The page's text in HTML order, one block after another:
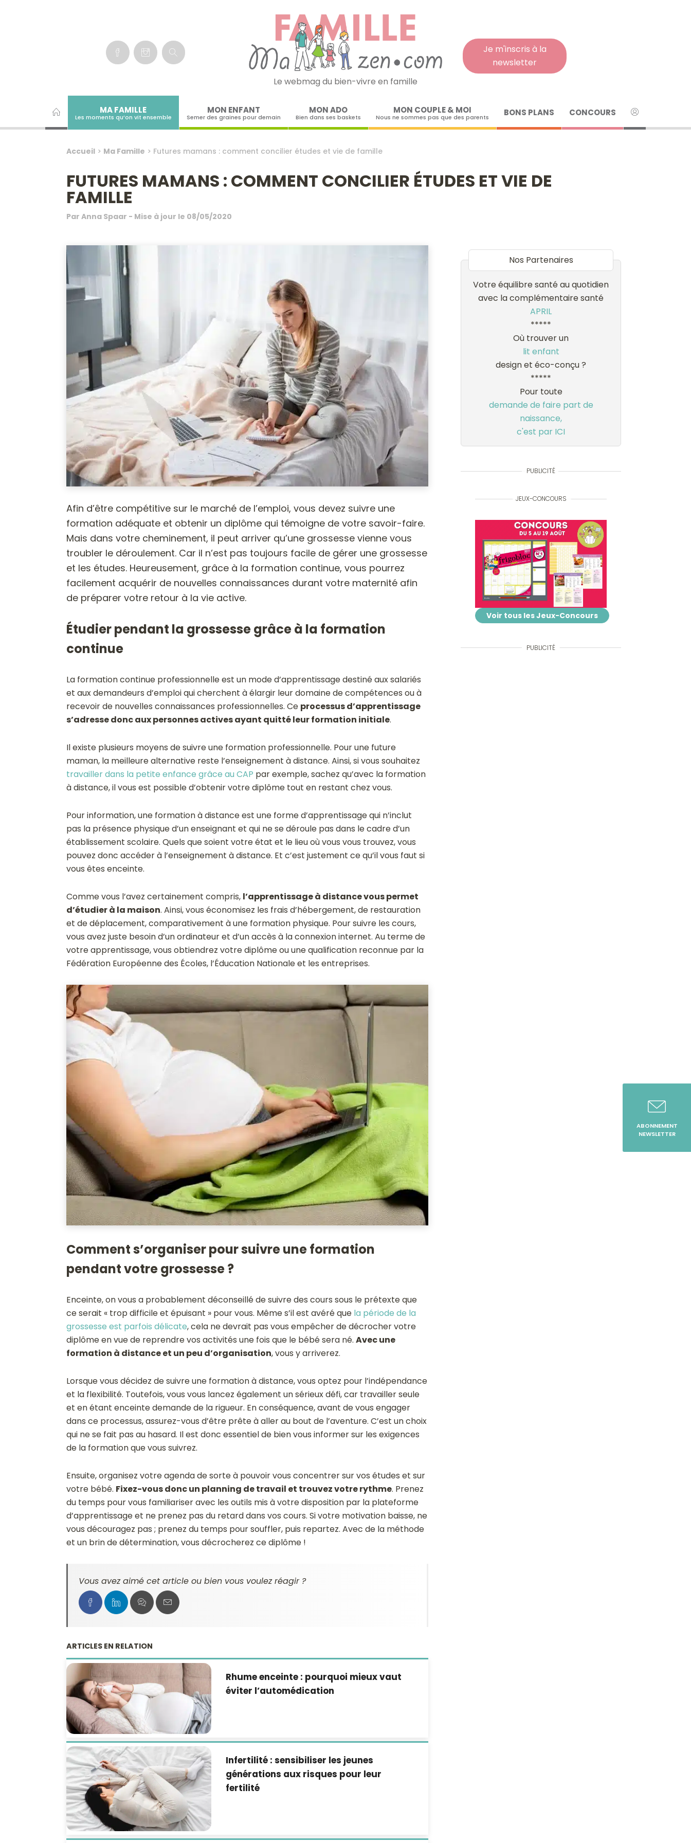
Je m'inscris à la
newsletter
Le webmag du bien-vivre en famille
MA FAMILLE
Les moments qu’on vit ensemble
MON ENFANT
Semer des graines pour demain
MON ADO
Bien dans ses baskets
MON COUPLE & MOI
Nous ne sommes pas que des parents BONS PLANS CONCOURS
Accueil> Ma Famille > Futures mamans : comment concilier études et vie de famille
FUTURES MAMANS : COMMENT CONCILIER ÉTUDES ET VIE DE
FAMILLE
Par Anna Spaar - Mise à jour le 08/05/2020
Afin d’être compétitive sur le marché de l’emploi, vous devez suivre une
formation adéquate et obtenir un diplôme qui témoigne de votre savoir-faire.
Mais dans votre cheminement, il peut arriver qu’une grossesse vienne vous
troubler le déroulement. Car il n’est pas toujours facile de gérer une grossesse
et les études. Heureusement, grâce à la formation continue, vous pourrez
facilement acquérir de nouvelles connaissances durant votre maternité afin
de préparer votre retour à la vie active.
Étudier pendant la grossesse grâce à la formation
continue
La formation continue professionnelle est un mode d’apprentissage destiné aux salariés
et aux demandeurs d’emploi qui cherchent à élargir leur domaine de compétences ou à
recevoir de nouvelles connaissances professionnelles. Ce processus d’apprentissage
s’adresse donc aux personnes actives ayant quitté leur formation initiale.
Il existe plusieurs moyens de suivre une formation professionnelle. Pour une future
maman, la meilleure alternative reste l’enseignement à distance. Ainsi, si vous souhaitez
travailler dans la petite enfance grâce au CAP par exemple, sachez qu’avec la formation
à distance, il vous est possible d’obtenir votre diplôme tout en restant chez vous.
Pour information, une formation à distance est une forme d’apprentissage qui n’inclut
pas la présence physique d’un enseignant et qui ne se déroule pas dans le cadre d’un
établissement scolaire. Quels que soient votre état et le lieu où vous vous trouvez, vous
pouvez donc accéder à l’enseignement à distance. Et c’est justement ce qu’il vous faut si
vous êtes enceinte.
Comme vous l’avez certainement compris, l’apprentissage à distance vous permet
d’étudier à la maison. Ainsi, vous économisez les frais d’hébergement, de restauration
et de déplacement, comparativement à une formation physique. Pour suivre les cours,
vous avez juste besoin d’un ordinateur et d’un accès à la connexion internet. Au terme de
votre apprentissage, vous obtiendrez votre diplôme ou une qualification reconnue par la
Fédération Européenne des Écoles, l’Éducation Nationale et les entreprises.
Comment s’organiser pour suivre une formation
pendant votre grossesse ?
Enceinte, on vous a probablement déconseillé de suivre des cours sous le prétexte que
ce serait « trop difficile et épuisant » pour vous. Même s’il est avéré quela période de la
grossesse est parfois délicate, cela ne devrait pas vous empêcher de décrocher votre
diplôme en vue de reprendre vos activités une fois que le bébé sera né. Avec une
formation à distance et un peu d’organisation, vous y arriverez.
Lorsque vous décidez de suivre une formation à distance, vous optez pour l’indépendance
et la flexibilité. Toutefois, vous vous lancez également un sérieux défi, car travailler seule
et en étant enceinte demande de la rigueur. En conséquence, avant de vous engager
dans ce processus, assurez-vous d’être prête à aller au bout de l’aventure. C’est un choix
qui ne se fait pas au hasard. Il est donc essentiel de bien vous informer sur les exigences
de la formation que vous suivrez.
Ensuite, organisez votre agenda de sorte à pouvoir vous concentrer sur vos études et sur
votre bébé. Fixez-vous donc un planning de travail et trouvez votre rythme. Prenez
du temps pour vous familiariser avec les outils mis à votre disposition par la plateforme
d’apprentissage et ne prenez pas du retard dans vos cours. Si votre motivation baisse, ne
vous découragez pas ; prenez du temps pour souffler, puis repartez. Avec de la méthode
et un brin de détermination, vous décrocherez ce diplôme !
Vous avez aimé cet article ou bien vous voulez réagir ?
ARTICLES EN RELATION
Rhume enceinte : pourquoi mieux vaut
éviter l’automédication
Infertilité : sensibiliser les jeunes
générations aux risques pour leur
fertilité
Nos Partenaires
Votre équilibre santé au quotidien
avec la complémentaire santé
APRIL
*****
Où trouver un
lit enfant
design et éco-conçu ?
*****
Pour toute
demande de faire part de
naissance,
c'est par ICI
PUBLICITÉ
JEUX-CONCOURS
Voir tous les Jeux-Concours
PUBLICITÉ
ABONNEMENT
NEWSLETTER